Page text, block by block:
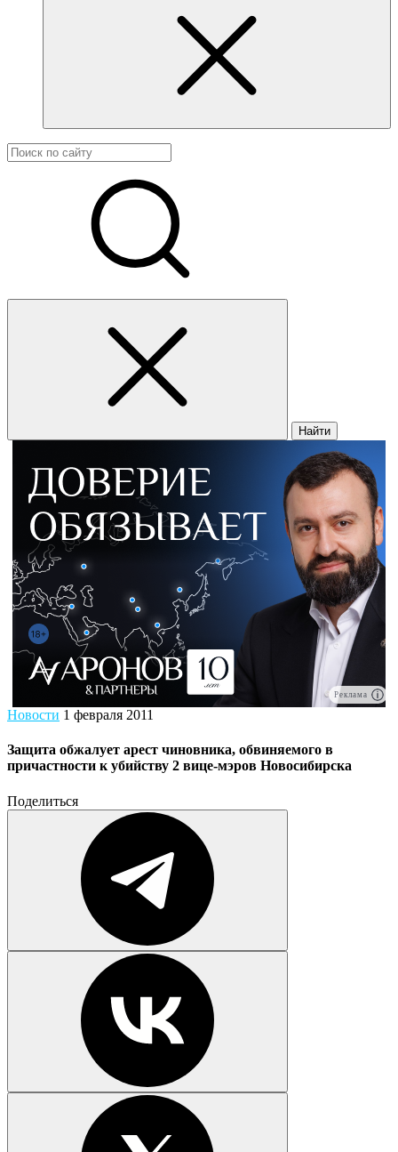
Найти
Реклама
Новости 1 февраля 2011
Защита обжалует арест чиновника, обвиняемого в
причастности к убийству 2 вице-мэров Новосибирска
Поделиться